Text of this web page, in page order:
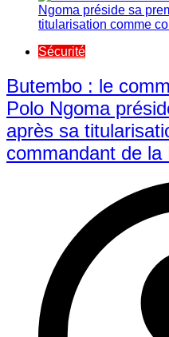
Sécurité
Butembo : le
Polo Ngoma
après sa
commandant de la